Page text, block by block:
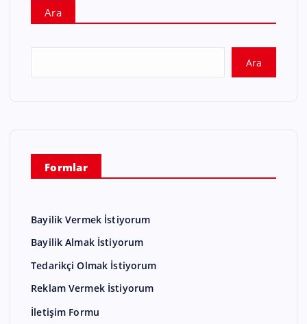
Ara
Ara
Formlar
Bayilik Vermek İstiyorum
Bayilik Almak İstiyorum
Tedarikçi Olmak İstiyorum
Reklam Vermek İstiyorum
İletişim Formu